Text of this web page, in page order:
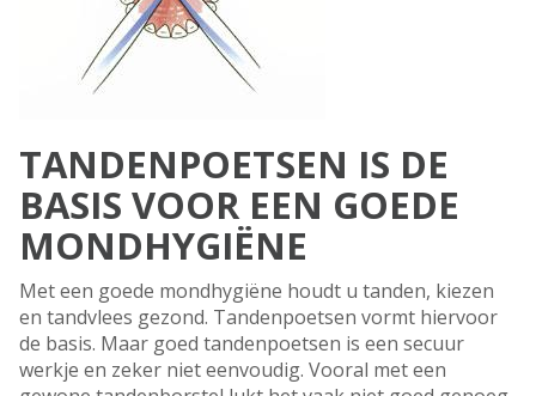
TANDENPOETSEN IS DE
BASIS VOOR EEN GOEDE
MONDHYGIËNE
Met een goede mondhygiëne houdt u tanden, kiezen
en tandvlees gezond. Tandenpoetsen vormt hiervoor
de basis. Maar goed tandenpoetsen is een secuur
werkje en zeker niet eenvoudig. Vooral met een